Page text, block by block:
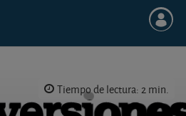
Tiempo de lectura: 2 min.